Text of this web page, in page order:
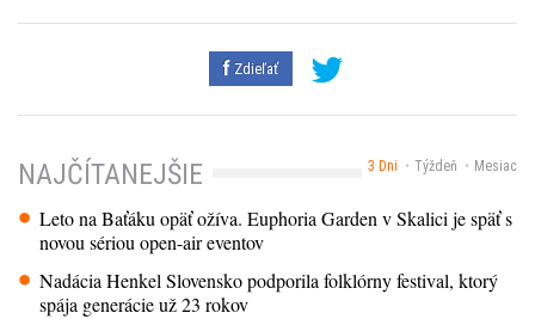
Zdieľať
3 Dni Týždeň Mesiac
NAJČÍTANEJŠIE
Leto na Baťáku opäť ožíva. Euphoria Garden v Skalici je späť s
novou sériou open-air eventov
Nadácia Henkel Slovensko podporila folklórny festival, ktorý
spája generácie už 23 rokov